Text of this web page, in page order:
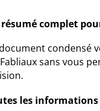
complet
condensé
sans vous
les